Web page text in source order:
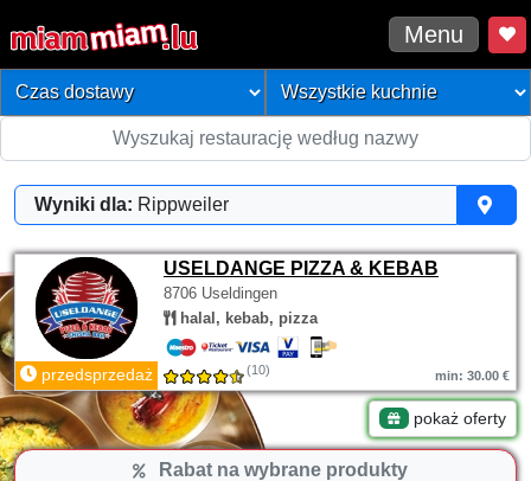
Menu
Wyniki dla: Rippweiler
USELDANGE PIZZA & KEBAB
8706 Useldingen
halal, kebab, pizza
przedsprzedaż (10) min: 30.00 €
pokaż oferty
Rabat na wybrane produkty